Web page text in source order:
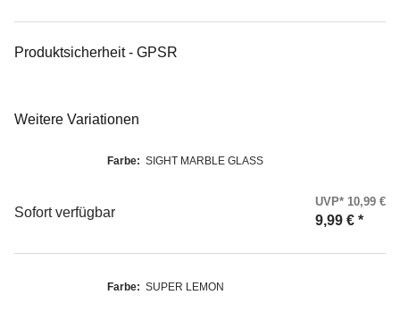
Produktsicherheit - GPSR
Weitere Variationen
Farbe: SIGHT MARBLE GLASS
Sofort verfügbar
UVP* 10,99 €
9,99 € *
Farbe: SUPER LEMON